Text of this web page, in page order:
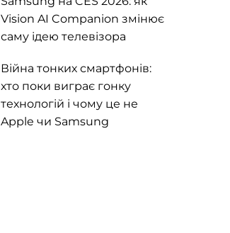
Vision AI Companion змінює
саму ідею телевізора
Війна тонких смартфонів:
хто поки виграє гонку
технологій і чому це не
Apple чи Samsung